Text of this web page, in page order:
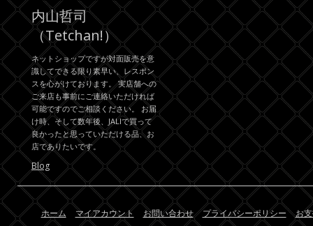
内山哲司
（Tetchan!）
ネットショップですが対面販売を意
識してできる限り素早い、レスポン
スを心がけております。 実店舗への
ご来店も事前にご連絡いただければ
可能ですのでご相談ください。 お届
け時、そして数年後、JALIで買って
良かったと思っていただける品、お
店でありたいです。
Blog
ホーム マイアカウント お問い合わせ プライバシーポリシー お